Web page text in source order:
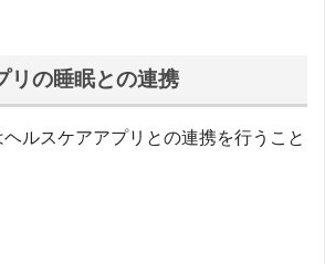
リの睡眠との連携
ヘルスケアアプリとの連携を行うこと